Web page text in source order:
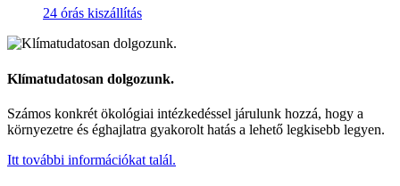
24 órás kiszállítás
Klímatudatosan dolgozunk.
Számos konkrét ökológiai intézkedéssel járulunk hozzá, hogy a
környezetre és éghajlatra gyakorolt hatás a lehető legkisebb legyen.
Itt további információkat talál.